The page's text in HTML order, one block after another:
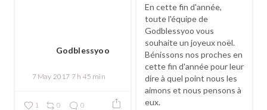
Godblessyoo
7 May 2017 7 h 45 min
1 0 0
En cette fin d'année,
toute l'équipe de
Godblessyoo vous
souhaite un joyeux noël.
Bénissons nos proches en
cette fin d'année pour leur
dire à quel point nous les
aimons et nous pensons à
eux.